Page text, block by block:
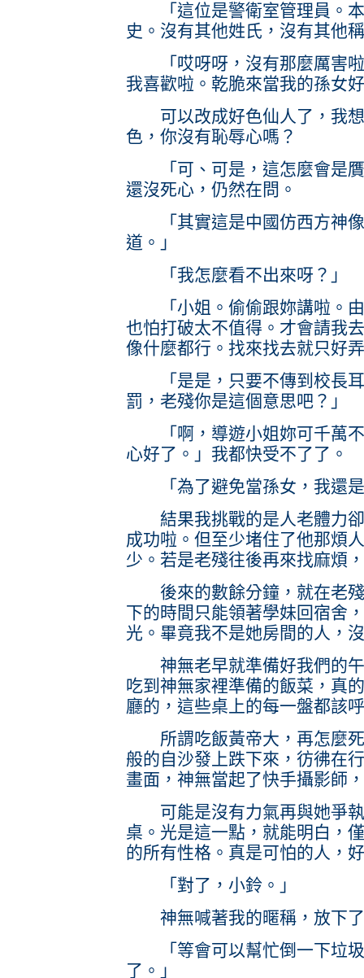
「這位是警衛室管理員。本
史。沒有其他姓氏，沒有其他
「哎呀呀，沒有那麼厲害啦
我喜歡啦。乾脆來當我的孫女
可以改成好色仙人了，我想
色，你沒有恥辱心嗎？
「可、可是，這怎麼會是贋
還沒死心，仍然在問。
「其實這是中國仿西方神像
道。」
「我怎麼看不出來呀？」
「小姐。偷偷跟妳講啦。由
也怕打破太不值得。才會請我
像什麼都行。找來找去就只好
「是是，只要不傳到校長耳
罰，老殘你是這個意思吧？」
「啊，導遊小姐妳可千萬不
心好了。」我都快受不了了。
「為了避免當孫女，我還是
結果我挑戰的是人老體力卻
成功啦。但至少堵住了他那煩
少。若是老殘往後再來找麻煩
後來的數餘分鐘，就在老殘
下的時間只能領著學妹回宿舍
光。畢竟我不是她房間的人，
神無老早就準備好我們的午
吃到神無家裡準備的飯菜，真
廳的，這些桌上的每一盤都該
所謂吃飯黃帝大，再怎麼死
般的自沙發上跌下來，彷彿在
畫面，神無當起了快手攝影師
可能是沒有力氣再與她爭執
桌。光是這一點，就能明白，
的所有性格。真是可怕的人，
「對了，小鈴。」
神無喊著我的暱稱，放下了
「等會可以幫忙倒一下垃圾
了。」